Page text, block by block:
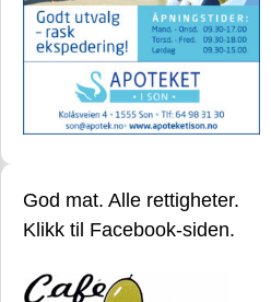
God mat. Alle rettigheter.
Klikk til Facebook-siden.